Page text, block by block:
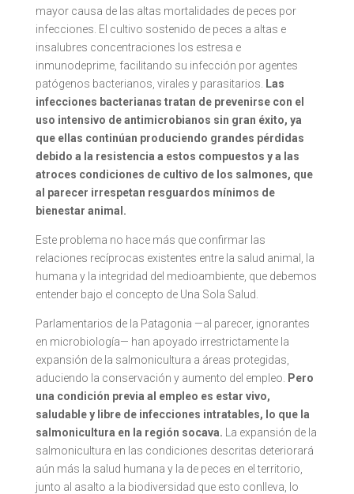
mayor causa de las altas mortalidades de peces por
infecciones. El cultivo sostenido de peces a altas e
insalubres concentraciones los estresa e
inmunodeprime, facilitando su infección por agentes
patógenos bacterianos, virales y parasitarios. Las
infecciones bacterianas tratan de prevenirse con el
uso intensivo de antimicrobianos sin gran éxito, ya
que ellas continúan produciendo grandes pérdidas
debido a la resistencia a estos compuestos y a las
atroces condiciones de cultivo de los salmones, que
al parecer irrespetan resguardos mínimos de
bienestar animal.
Este problema no hace más que confirmar las
relaciones recíprocas existentes entre la salud animal, la
humana y la integridad del medioambiente, que debemos
entender bajo el concepto de Una Sola Salud.
Parlamentarios de la Patagonia —al parecer, ignorantes
en microbiología— han apoyado irrestrictamente la
expansión de la salmonicultura a áreas protegidas,
aduciendo la conservación y aumento del empleo. Pero
una condición previa al empleo es estar vivo,
saludable y libre de infecciones intratables, lo que la
salmonicultura en la región socava. La expansión de la
salmonicultura en las condiciones descritas deteriorará
aún más la salud humana y la de peces en el territorio,
junto al asalto a la biodiversidad que esto conlleva, lo